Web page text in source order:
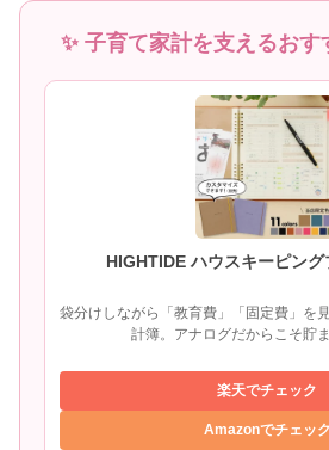
✨ 子育て家計を支えるおす
HIGHTIDE ハウスキーピング
袋分けしながら「教育費」「固定費」を
計簿。アナログだからこそ貯
楽天でチェック
Amazonでチェック